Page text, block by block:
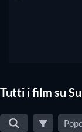
Tutti i film su